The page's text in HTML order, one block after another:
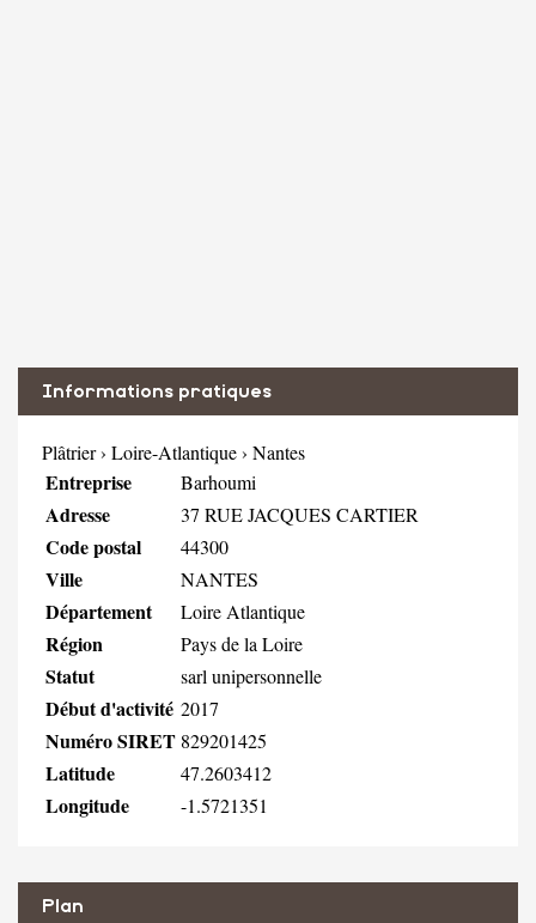
Informations pratiques
Plâtrier› Loire-Atlantique› Nantes
Entreprise Barhoumi
Adresse 37 RUE JACQUES CARTIER
Code postal 44300
Ville NANTES
Département Loire Atlantique
Région Pays de la Loire
Statut sarl unipersonnelle
Début d'activité 2017
Numéro SIRET 829201425
Latitude 47.2603412
Longitude -1.5721351
Plan